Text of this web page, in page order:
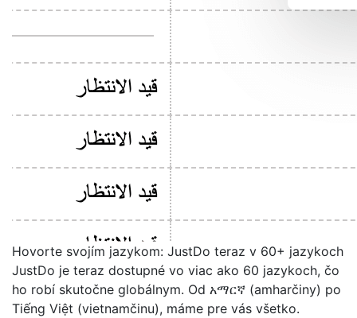
Hovorte svojím jazykom: JustDo teraz v 60+ jazykoch
JustDo je teraz dostupné vo viac ako 60 jazykoch, čo
ho robí skutočne globálnym. Od አማርኛ (amharčiny) po
Tiếng Việt (vietnamčinu), máme pre vás všetko.